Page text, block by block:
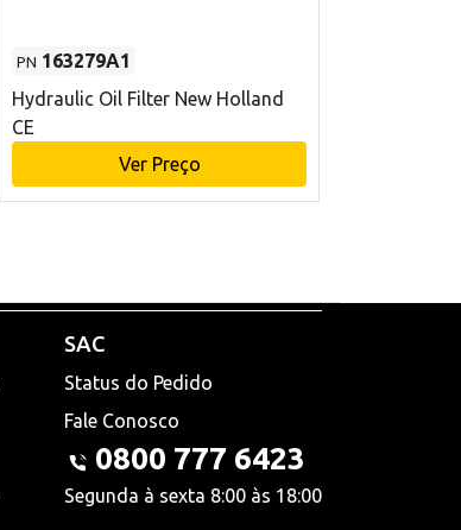
PN 163279A1
Hydraulic Oil Filter New Holland
CE
Ver Preço
SAC
Status do Pedido
Fale Conosco
0800 777 6423
Segunda à sexta 8:00 às 18:00